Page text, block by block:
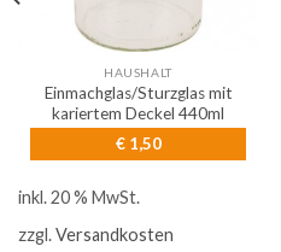
HAUSHALT
Einmachglas/Sturzglas mit
kariertem Deckel 440ml
€1,50
inkl. 20 % MwSt.
zzgl.Versandkosten